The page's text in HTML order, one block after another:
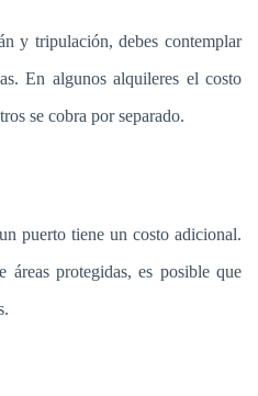
y tripulación, debes contemplar
En algunos alquileres el costo
se cobra por separado.
puerto tiene un costo adicional.
protegidas, es posible que